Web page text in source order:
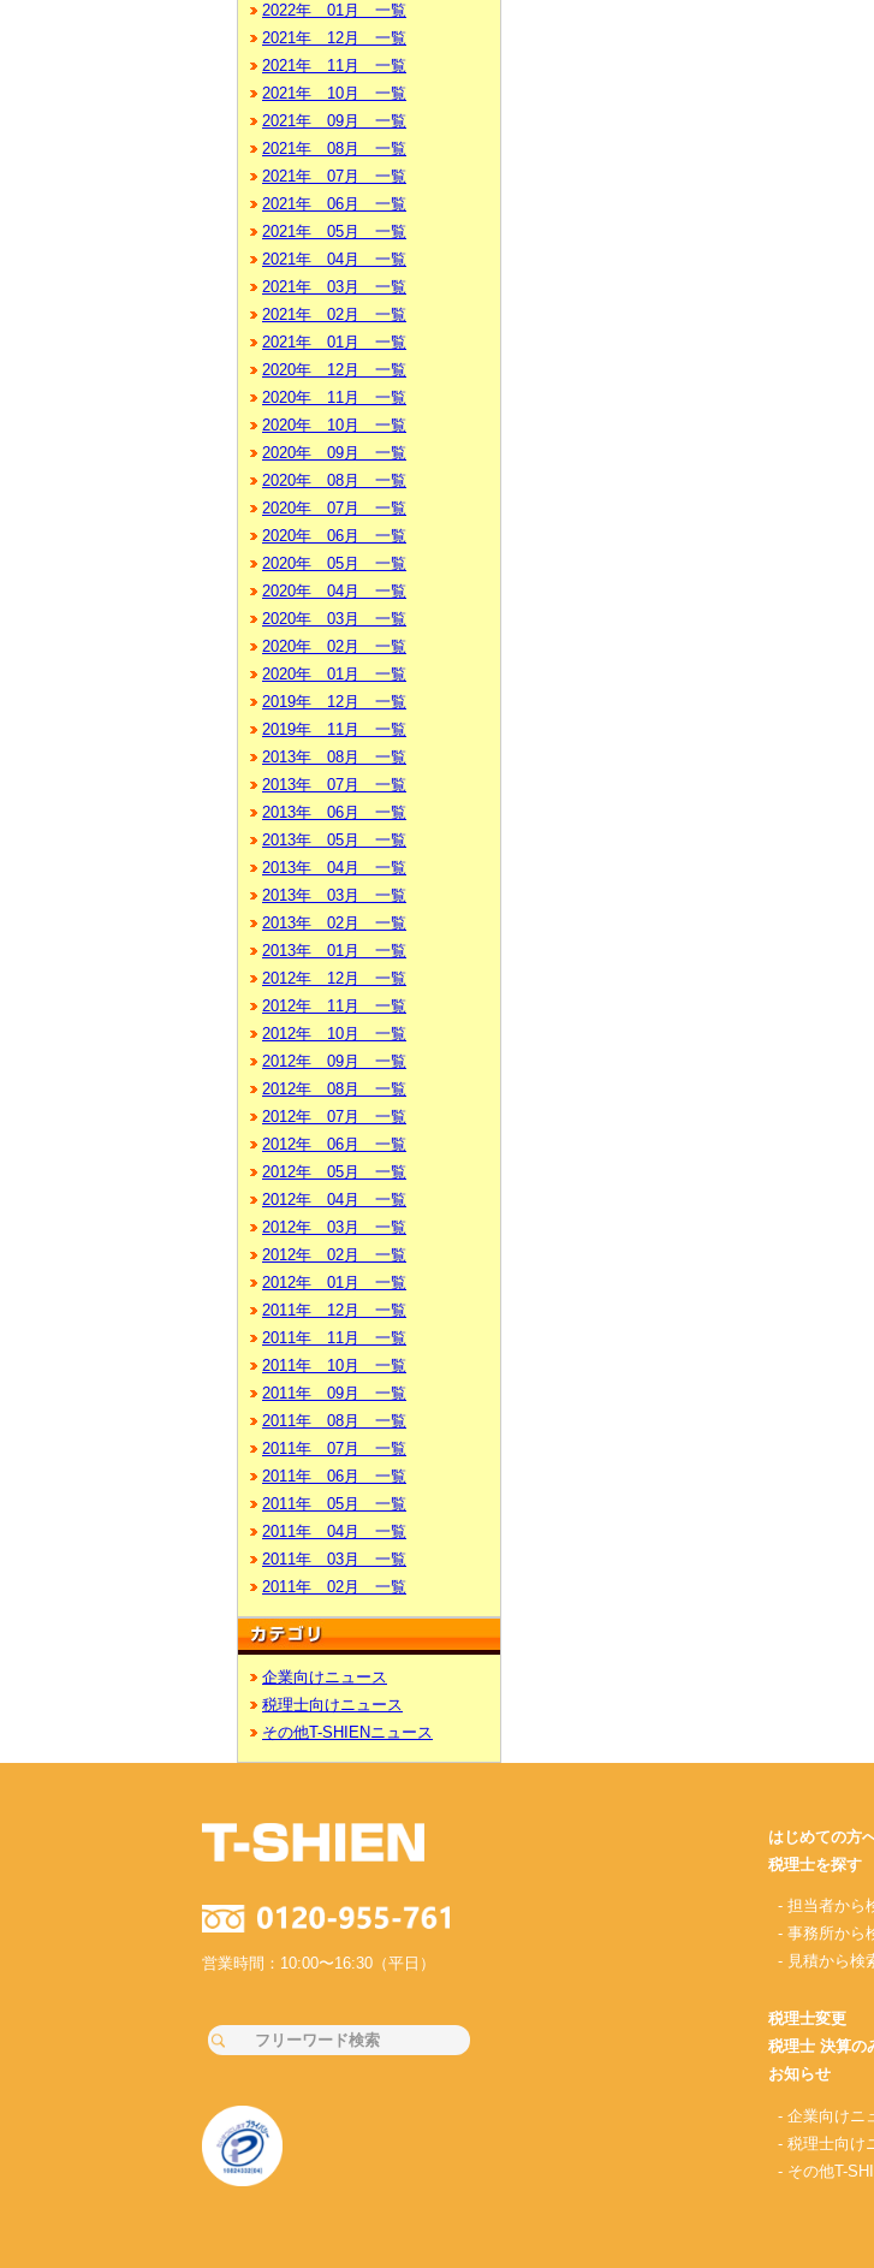
2022年 01月 一覧
2021年 12月 一覧
2021年 11月 一覧
2021年 10月 一覧
2021年 09月 一覧
2021年 08月 一覧
2021年 07月 一覧
2021年 06月 一覧
2021年 05月 一覧
2021年 04月 一覧
2021年 03月 一覧
2021年 02月 一覧
2021年 01月 一覧
2020年 12月 一覧
2020年 11月 一覧
2020年 10月 一覧
2020年 09月 一覧
2020年 08月 一覧
2020年 07月 一覧
2020年 06月 一覧
2020年 05月 一覧
2020年 04月 一覧
2020年 03月 一覧
2020年 02月 一覧
2020年 01月 一覧
2019年 12月 一覧
2019年 11月 一覧
2013年 08月 一覧
2013年 07月 一覧
2013年 06月 一覧
2013年 05月 一覧
2013年 04月 一覧
2013年 03月 一覧
2013年 02月 一覧
2013年 01月 一覧
2012年 12月 一覧
2012年 11月 一覧
2012年 10月 一覧
2012年 09月 一覧
2012年 08月 一覧
2012年 07月 一覧
2012年 06月 一覧
2012年 05月 一覧
2012年 04月 一覧
2012年 03月 一覧
2012年 02月 一覧
2012年 01月 一覧
2011年 12月 一覧
2011年 11月 一覧
2011年 10月 一覧
2011年 09月 一覧
2011年 08月 一覧
2011年 07月 一覧
2011年 06月 一覧
2011年 05月 一覧
2011年 04月 一覧
2011年 03月 一覧
2011年 02月 一覧
企業向けニュース
税理士向けニュース
その他T-SHIENニュース
営業時間：10:00〜16:30（平日）
はじめての方
税理士を探す
- 担当者から
- 事務所から
- 見積から検
税理士変更
税理士 決算の
お知らせ
- 企業向けニ
- 税理士向け
- その他T-